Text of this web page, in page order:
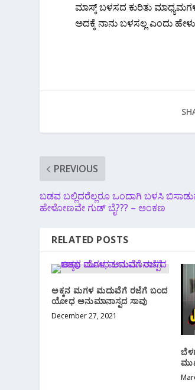
ಮಾಸ್ಕ್ ಬಳಸದ ಕುರಿತು
ಅದಕ್ಕೆ ನಾನು ಬಳಸಲ್ಲ ಎಂದು
PREVIOUS
ಬಡವ ಬಲ್ಲಿದರೆಲ್ಲರೂ ಒಂದಾಗಿ ಬಳಸಿ
ಹೇಳೋಣವೇ ಗುಡ್ ಬೈ??? – ಅಂಕಣ
RELATED POSTS
ಅಕ್ಕನ ಮಗಳ ಮದುವೆಗೆ ರಜೆಗೆ ಬಂದ
ಯೋಧ ಅನುಮಾನಾಸ್ಪದ ಸಾವು
December 27, 2021